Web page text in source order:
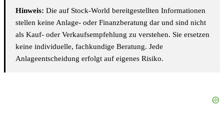
Hinweis: Die auf Stock-World bereitgestellten Informationen
stellen keine Anlage- oder Finanzberatung dar und sind nicht
als Kauf- oder Verkaufsempfehlung zu verstehen. Sie ersetzen
keine individuelle, fachkundige Beratung. Jede
Anlageentscheidung erfolgt auf eigenes Risiko.